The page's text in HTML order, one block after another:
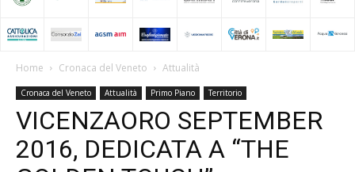
del
Veneto
Home Cronaca del Veneto Attualità
Cronaca del Veneto Attualità Primo Piano Territorio
VICENZAORO SEPTEMBER
2016, DEDICATA A “THE